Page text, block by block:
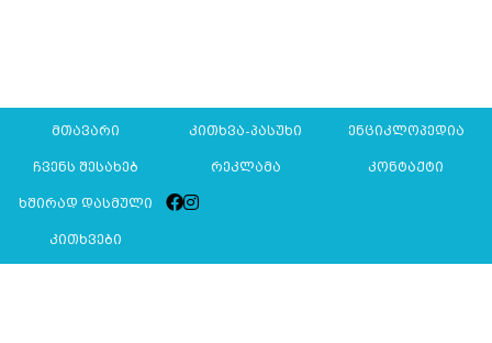
მთავარი კითხვა-პასუხი ენციკლოპედია
ჩვენს შესახებ რეკლამა კონტაქტი
ხშირად დასმული
კითხვები